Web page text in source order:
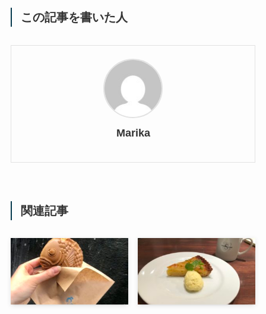
この記事を書いた人
Marika
関連記事